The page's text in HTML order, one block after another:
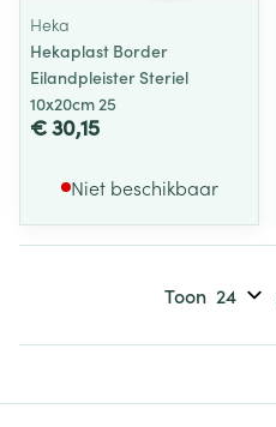
Heka
Hekaplast Border
Eilandpleister Steriel
10x20cm 25
€ 30,15
Niet beschikbaar
Toon